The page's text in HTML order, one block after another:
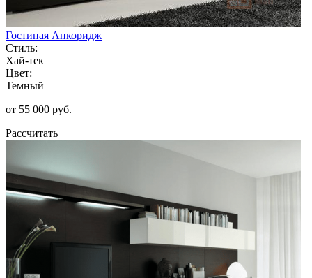
Гостиная Анкоридж
Стиль:
Хай-тек
Цвет:
Темный
от 55 000 руб.
Рассчитать